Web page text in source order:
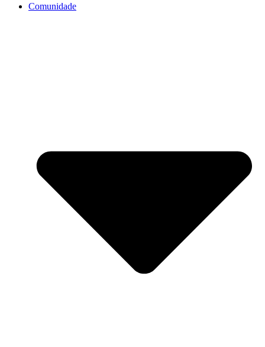
Comunidade